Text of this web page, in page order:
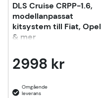
DLS Cruise CRPP-1.6,
modellanpassat
kitsystem till Fiat, Opel
& mer
2998 kr